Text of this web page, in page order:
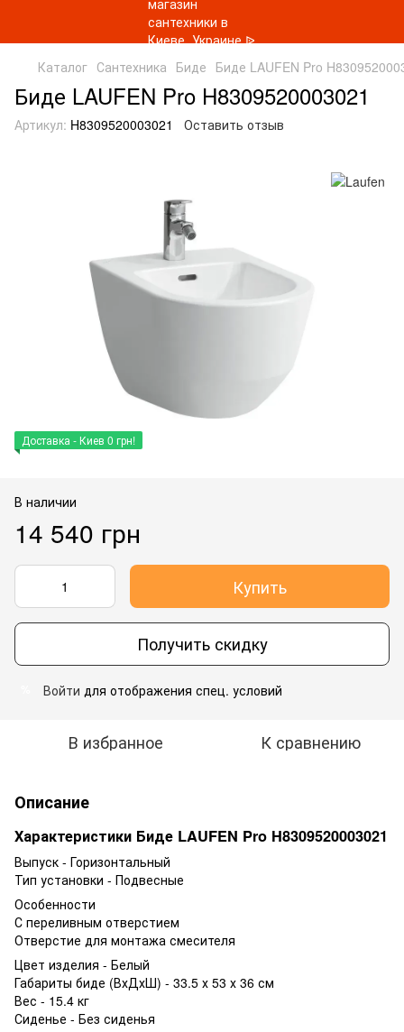
Каталог Сантехника Биде Биде LAUFEN Pro
Биде LAUFEN Pro H8309520003021
Артикул: H8309520003021 Оставить отзыв
Доставка - Киев 0 грн!
В наличии
14 540 грн
Купить
Получить скидку
Войти для отображения спец. условий
В избранное К сравнению
Описание
Характеристики Биде LAUFEN Pro H8309520003021
Выпуск - Горизонтальный
Тип установки - Подвесные
Особенности
С переливным отверстием
Отверстие для монтажа смесителя
Цвет изделия - Белый
Габариты биде (ВхДхШ) - 33.5 х 53 х 36 см
Вес - 15.4 кг
Сиденье - Без сиденья